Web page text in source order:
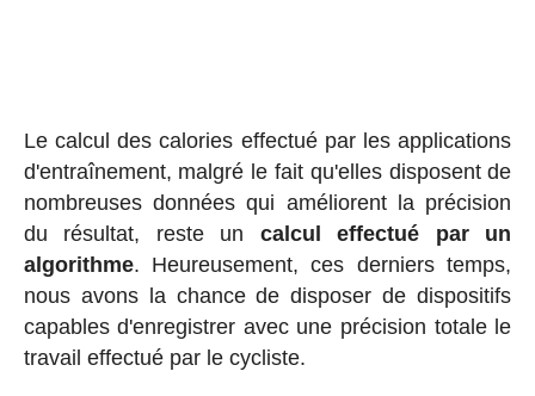
Le calcul des calories effectué par les applications
d'entraînement, malgré le fait qu'elles disposent de
nombreuses données qui améliorent la précision
du résultat, reste un calcul effectué par un
algorithme. Heureusement, ces derniers temps,
nous avons la chance de disposer de dispositifs
capables d'enregistrer avec une précision totale le
travail effectué par le cycliste.